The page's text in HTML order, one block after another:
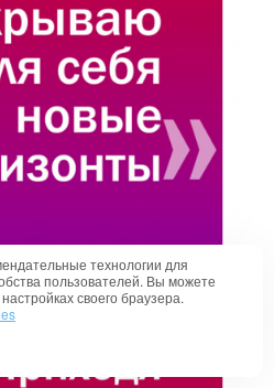
технологии для
пользователей. Вы можете
своего браузера.